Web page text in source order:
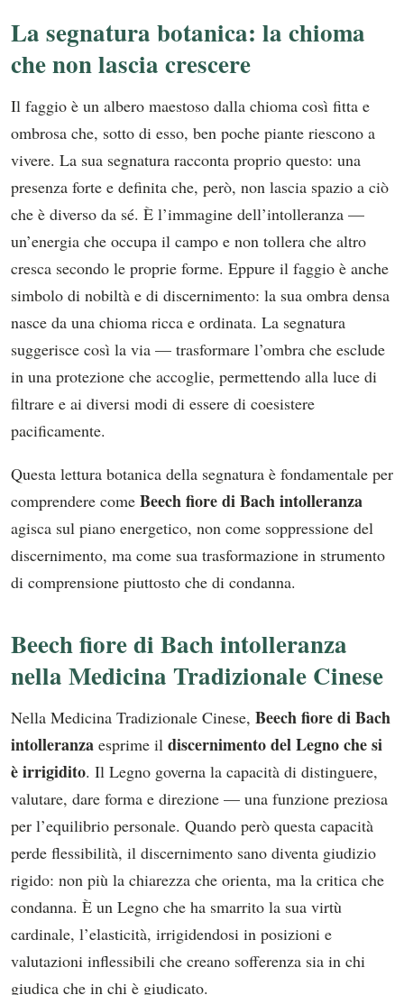
La segnatura botanica: la chioma
che non lascia crescere
Il faggio è un albero maestoso dalla chioma così fitta e
ombrosa che, sotto di esso, ben poche piante riescono a
vivere. La sua segnatura racconta proprio questo: una
presenza forte e definita che, però, non lascia spazio a ciò
che è diverso da sé. È l’immagine dell’intolleranza —
un’energia che occupa il campo e non tollera che altro
cresca secondo le proprie forme. Eppure il faggio è anche
simbolo di nobiltà e di discernimento: la sua ombra densa
nasce da una chioma ricca e ordinata. La segnatura
suggerisce così la via — trasformare l’ombra che esclude
in una protezione che accoglie, permettendo alla luce di
filtrare e ai diversi modi di essere di coesistere
pacificamente.
Questa lettura botanica della segnatura è fondamentale per
comprendere come Beech fiore di Bach intolleranza
agisca sul piano energetico, non come soppressione del
discernimento, ma come sua trasformazione in strumento
di comprensione piuttosto che di condanna.
Beech fiore di Bach intolleranza
nella Medicina Tradizionale Cinese
Nella Medicina Tradizionale Cinese, Beech fiore di Bach
intolleranza esprime il discernimento del Legno che si
è irrigidito. Il Legno governa la capacità di distinguere,
valutare, dare forma e direzione — una funzione preziosa
per l’equilibrio personale. Quando però questa capacità
perde flessibilità, il discernimento sano diventa giudizio
rigido: non più la chiarezza che orienta, ma la critica che
condanna. È un Legno che ha smarrito la sua virtù
cardinale, l’elasticità, irrigidendosi in posizioni e
valutazioni inflessibili che creano sofferenza sia in chi
giudica che in chi è giudicato.